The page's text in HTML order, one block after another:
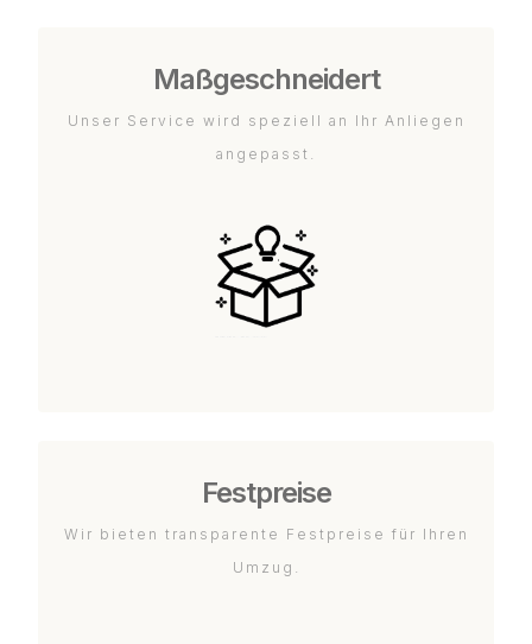
Maßgeschneidert
Unser Service wird speziell an Ihr Anliegen
angepasst.
Festpreise
Wir bieten transparente Festpreise für Ihren
Umzug.